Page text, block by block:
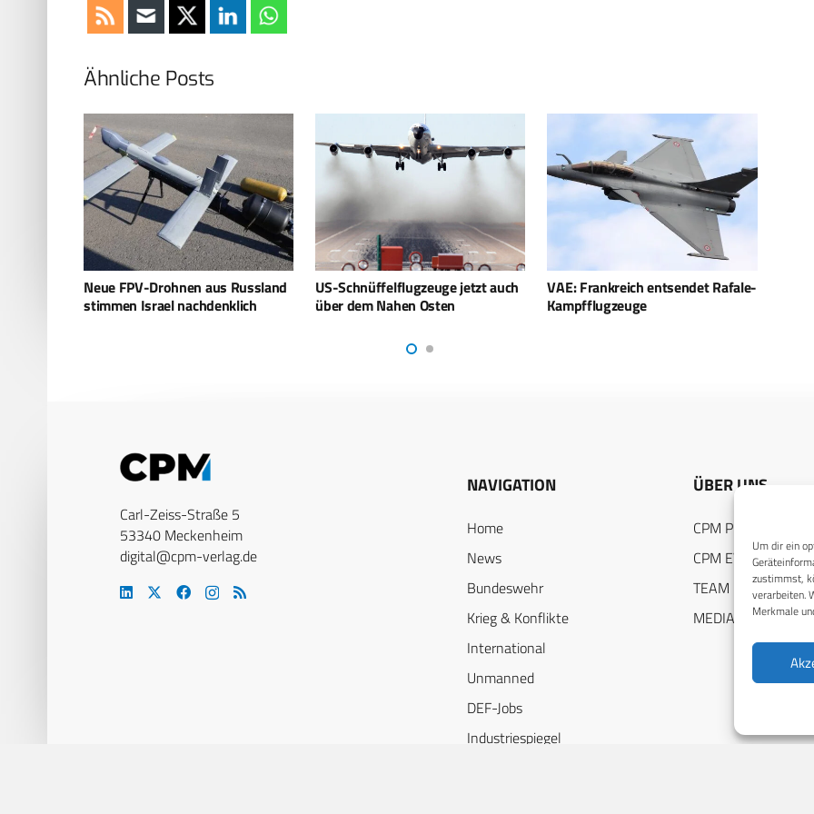
Um dir ein
zustimmst,
verarbeiten.
Merkmale
Ähnliche Posts
US-Schnüffelflugzeuge jetzt auch
über dem Nahen Osten
VAE: Frankreich entsendet Rafale-
Kampfflugzeuge
Israel: Sorgen über USA-Iran-
Abkommen
Carl-Zeiss-Straße 5
53340 Meckenheim
digital@cpm-verlag.de
NAVIGATION
Home
News
Bundeswehr
Krieg & Konflikte
International
Unmanned
DEF-Jobs
Industriespiegel
ÜBER UNS
CPM PUBLICATIONS
CPM EVENTS
TEAM
MEDIADATEN